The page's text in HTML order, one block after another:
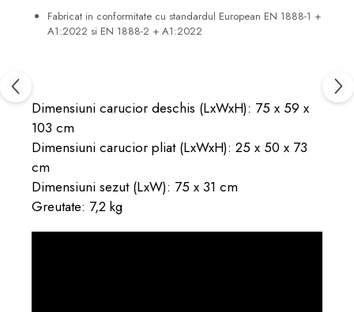
Fabricat in conformitate cu standardul European EN 1888-1 +
A1:2022 si EN 1888-2 + A1:2022
Dimensiuni carucior deschis (LxWxH): 75 x 59 x
103 cm
Dimensiuni carucior pliat (LxWxH): 25 x 50 x 73
cm
Dimensiuni sezut (LxW): 75 x 31 cm
Greutate: 7,2 kg